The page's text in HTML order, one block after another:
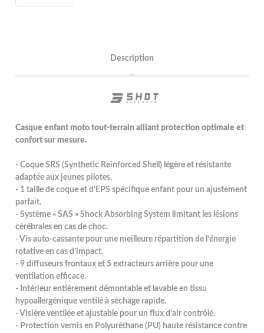
Description
Casque enfant moto tout-terrain alliant protection optimale et
confort sur mesure.
- Coque SRS (Synthetic Reinforced Shell) légère et résistante
adaptée aux jeunes pilotes.
- 1 taille de coque et d’EPS spécifique enfant pour un ajustement
parfait.
- Système « SAS » Shock Absorbing System limitant les lésions
cérébrales en cas de choc.
- Vis auto-cassante pour une meilleure répartition de l’énergie
rotative en cas d’impact.
- 9 diffuseurs frontaux et 5 extracteurs arrière pour une
ventilation efficace.
- Intérieur entièrement démontable et lavable en tissu
hypoallergénique ventilé à séchage rapide.
- Visière ventilée et ajustable pour un flux d’air contrôlé.
- Protection vernis en Polyuréthane (PU) haute résistance contre